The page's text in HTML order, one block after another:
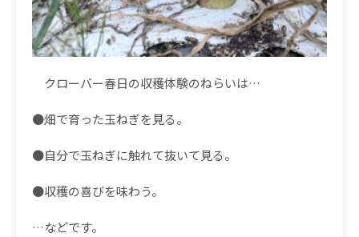
クローバー春日の収穫体験のねらいは…
●畑で育った玉ねぎを見る。
●自分で玉ねぎに触れて抜いて見る。
●収穫の喜びを味わう。
…などです。